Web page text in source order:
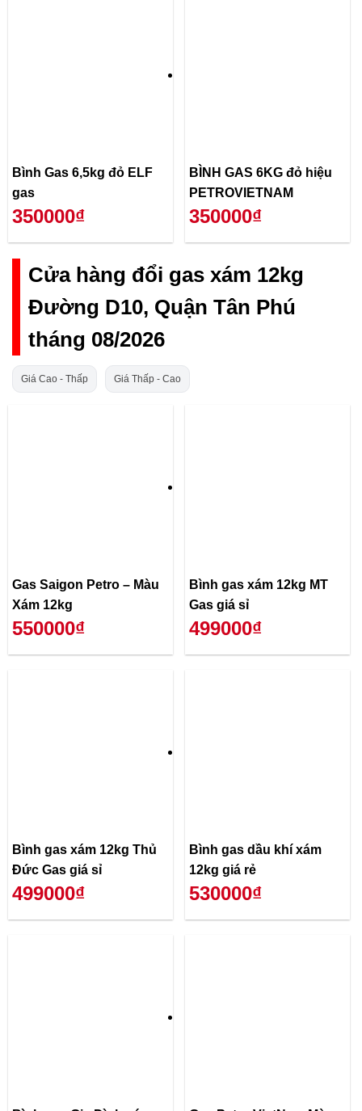
Bình Gas 6,5kg đỏ ELF
gas
350000₫
BÌNH GAS 6KG đỏ hiệu
PETROVIETNAM
350000₫
Cửa hàng đổi gas xám 12kg
Đường D10, Quận Tân Phú
tháng 08/2026
Giá Cao - Thấp Giá Thấp - Cao
Gas Saigon Petro – Màu
Xám 12kg
550000₫
Bình gas xám 12kg MT
Gas giá sỉ
499000₫
Bình gas xám 12kg Thủ
Đức Gas giá sỉ
499000₫
Bình gas dầu khí xám
12kg giá rẻ
530000₫